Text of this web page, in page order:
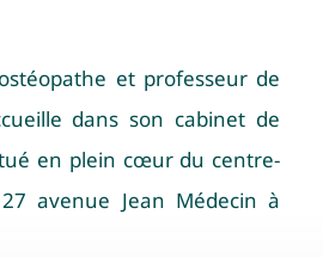
et professeur de
dans son cabinet de
en plein cœur du centre-
avenue Jean Médecin à